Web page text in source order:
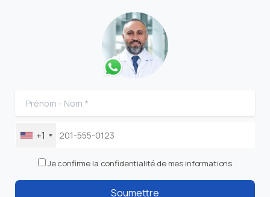
+1
Je confirme la confidentialité de mes informations